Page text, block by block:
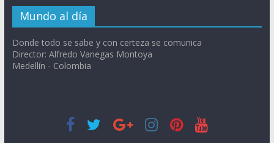
Mundo al día
Donde todo se sabe y con certeza se comunica
Director: Alfredo Vanegas Montoya
Medellín - Colombia